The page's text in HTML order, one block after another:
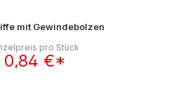
mit Gewindebolzen
pro Stück
0,84 €*